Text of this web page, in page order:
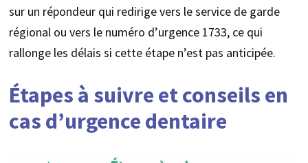
sur un répondeur qui redirige vers le service de garde
régional ou vers le numéro d’urgence 1733, ce qui
rallonge les délais si cette étape n’est pas anticipée.
Étapes à suivre et conseils en
cas d’urgence dentaire